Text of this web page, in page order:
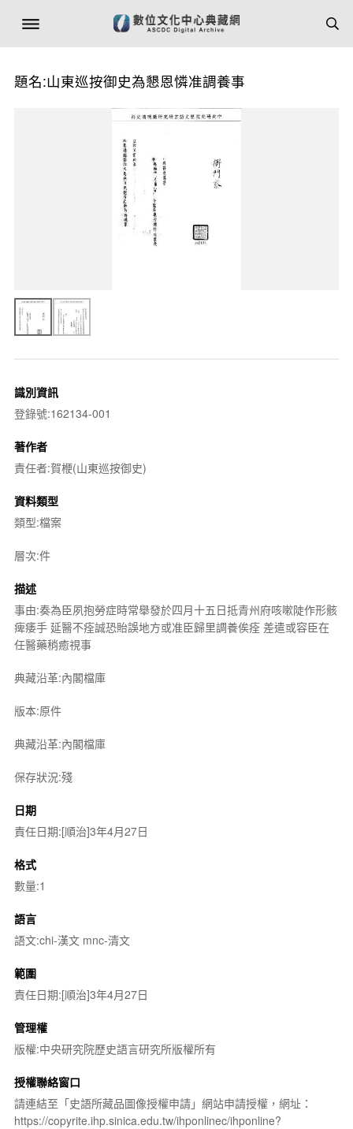
題名:山東巡按御史為懇恩憐准調養事
識別資訊
登錄號:162134-001
著作者
責任者:賀楩(山東巡按御史)
資料類型
類型:檔案
層次:件
描述
事由:奏為臣夙抱勞症時常舉發於四月十五日抵青州府咳嗽陡作形骸
痺痿手 延醫不痊誠恐貽誤地方或准臣歸里調養俟痊 差遣或容臣在
任醫藥稍癒視事
典藏沿革:內閣檔庫
版本:原件
典藏沿革:內閣檔庫
保存狀況:殘
日期
責任日期:[順治]3年4月27日
格式
數量:1
語言
語文:chi-漢文 mnc-清文
範圍
責任日期:[順治]3年4月27日
管理權
版權:中央研究院歷史語言研究所版權所有
授權聯絡窗口
請連結至「史語所藏品圖像授權申請」網站申請授權，網址：
https://copyrite.ihp.sinica.edu.tw/ihponlinec/ihponline?